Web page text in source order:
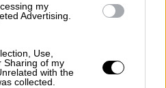
my
Advertising.
Use,
Sharing of my
with the
collected.
τι συμβαίνει,
έφυγε. Το πήρε μαζί